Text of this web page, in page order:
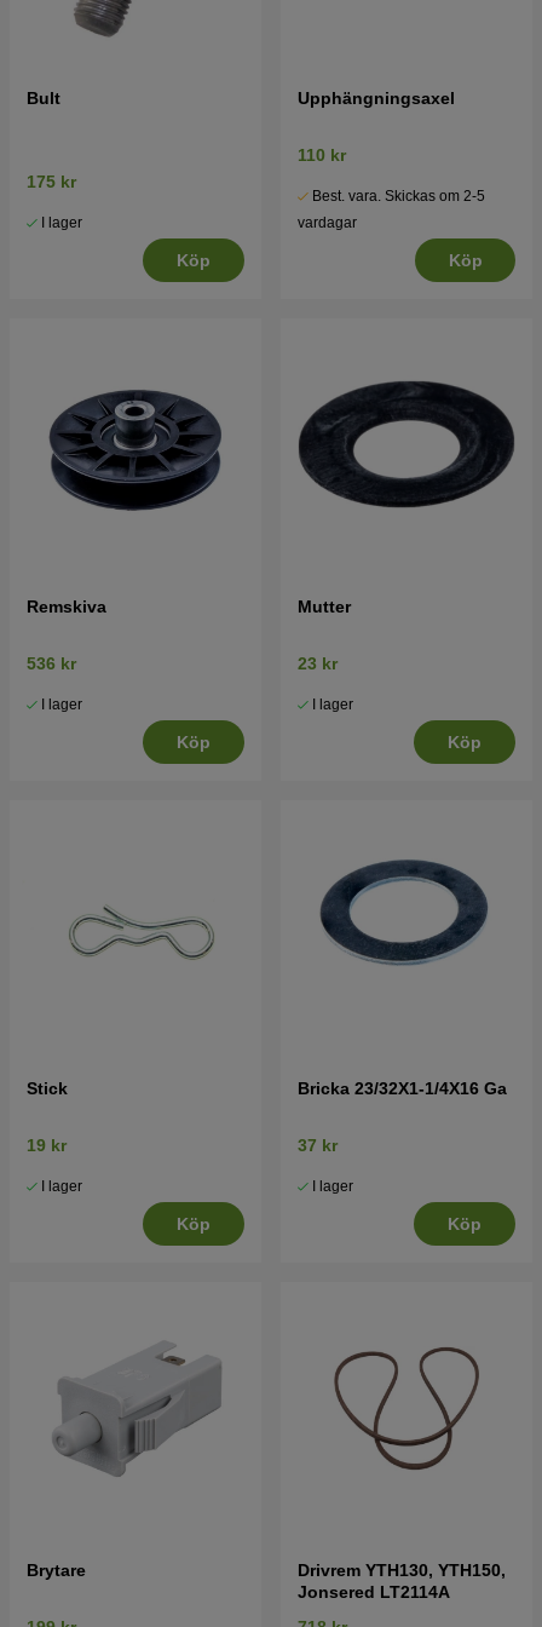
Bult
175 kr
I lager
Köp
Upphängningsaxel
110 kr
Best. vara. Skickas om 2-5
vardagar
Köp
Remskiva
536 kr
I lager
Köp
Mutter
23 kr
I lager
Köp
Stick
19 kr
I lager
Köp
Bricka 23/32X1-1/4X16 Ga
37 kr
I lager
Köp
Brytare
Drivrem YTH130, YTH150,
Jonsered LT2114A